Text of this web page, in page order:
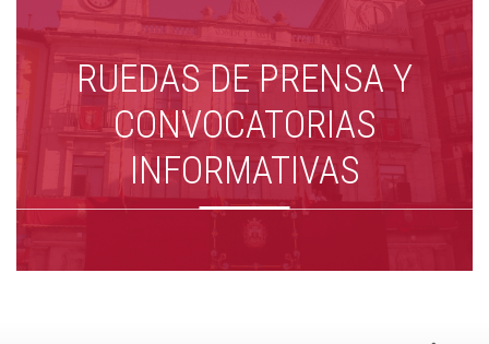
RUEDAS DE PRENSA Y
CONVOCATORIAS
INFORMATIVAS